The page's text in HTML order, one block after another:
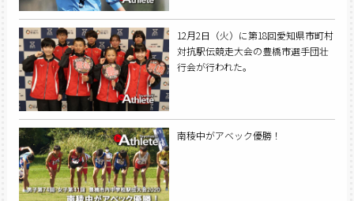
12月2日（火）に第18回愛知県市町村
対抗駅伝競走大会の豊橋市選手団壮
行会が行われた。
南稜中がアベック優勝！